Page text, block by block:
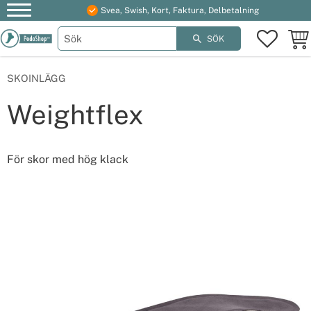
Meny
Svea, Swish, Kort, Faktura, Delbetalning
SÖK
SKOINLÄGG
Weightflex
För skor med hög klack